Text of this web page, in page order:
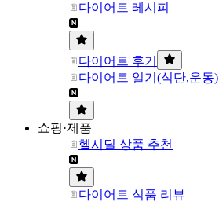
다이어트 레시피
다이어트 후기
다이어트 일기(식단,운동)
쇼핑·제품
헬시딜 상품 추천
다이어트 식품 리뷰